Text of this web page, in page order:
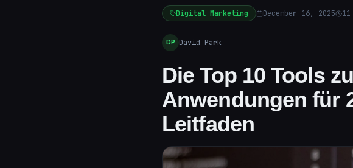
Digital Marketing December 16, 2025 11
DP David Park
Die Top 10 Tools
Anwendungen für
Leitfaden